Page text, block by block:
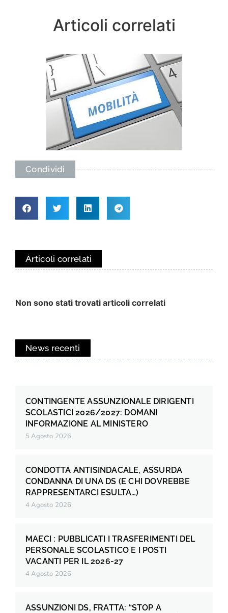
Articoli correlati
Condividi
Articoli correlati
Non sono stati trovati articoli correlati
News recenti
CONTINGENTE ASSUNZIONALE DIRIGENTI
SCOLASTICI 2026/2027: DOMANI
INFORMAZIONE AL MINISTERO
5 Agosto 2026
CONDOTTA ANTISINDACALE, ASSURDA
CONDANNA DI UNA DS (E CHI DOVREBBE
RAPPRESENTARCI ESULTA…)
4 Agosto 2026
MAECI : PUBBLICATI I TRASFERIMENTI DEL
PERSONALE SCOLASTICO E I POSTI
VACANTI PER IL 2026-27
4 Agosto 2026
ASSUNZIONI DS, FRATTA: “STOP A